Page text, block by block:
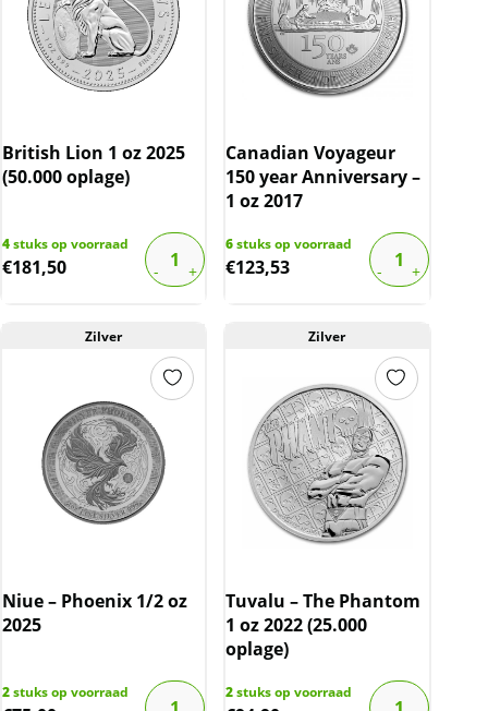
British Lion 1 oz 2025
(50.000 oplage)
4stuks op voorraad
€181,50
Canadian Voyageur
150 year Anniversary –
1 oz 2017
6stuks op voorraad
€123,53
Zilver
Niue – Phoenix 1/2 oz
2025
2stuks op voorraad
Zilver
Tuvalu – The Phantom
1 oz 2022 (25.000
oplage)
2stuks op voorraad